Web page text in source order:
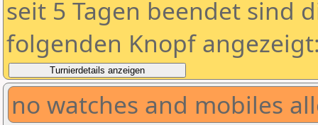
seit 5 Tagen beendet sind
folgenden Knopf
no watches and mobiles